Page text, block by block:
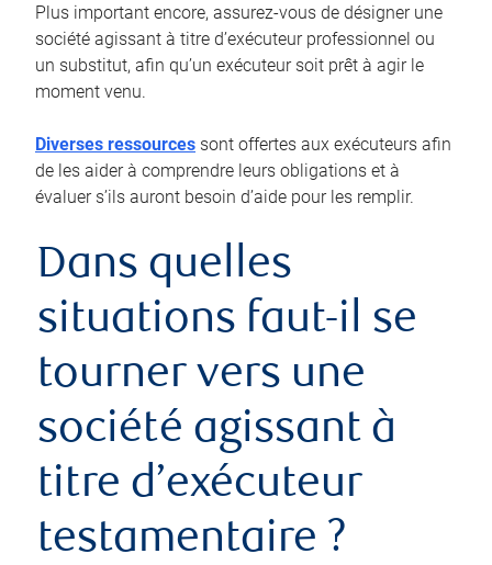
Plus important encore, assurez-vous de désigner une
société agissant à titre d’exécuteur professionnel ou
un substitut, afin qu’un exécuteur soit prêt à agir le
moment venu.
Diverses ressources sont offertes aux exécuteurs afin
de les aider à comprendre leurs obligations et à
évaluer s’ils auront besoin d’aide pour les remplir.
Dans quelles
situations faut-il se
tourner vers une
société agissant à
titre d’exécuteur
testamentaire ?